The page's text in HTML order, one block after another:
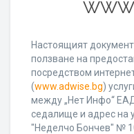
Настоящият
ползване на
посредством
(www.adwise.bg)
между „Нет Инфо“
седалище и адрес на
"Неделчо Бончев" №